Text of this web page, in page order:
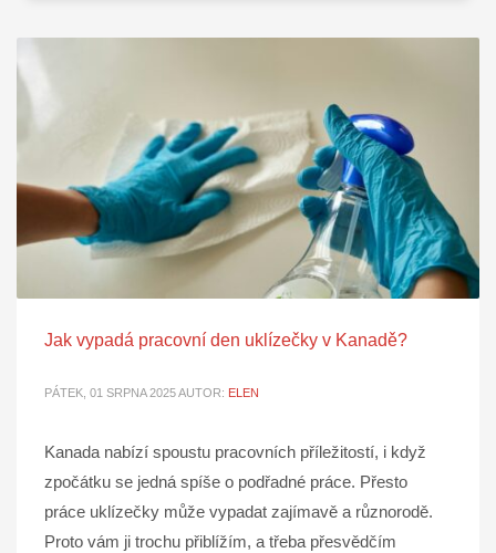
Jak vypadá pracovní den uklízečky v Kanadě?
PÁTEK, 01 SRPNA 2025AUTOR: ELEN
Kanada nabízí spoustu pracovních příležitostí, i když
zpočátku se jedná spíše o podřadné práce. Přesto
práce uklízečky může vypadat zajímavě a různorodě.
Proto vám ji trochu přiblížím, a třeba přesvědčím